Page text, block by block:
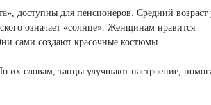
доступны для пенсионеров. Средний возраст
означает «солнце». Женщинам нравится
сами создают красочные костюмы.
их словам, танцы улучшают настроение,